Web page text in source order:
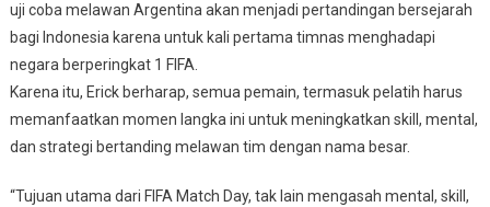
Erick
Thohir
Argentina
uji coba melawan Argentina akan menjadi pertandingan bersejarah
bagi Indonesia karena untuk kali pertama timnas menghadapi
negara berperingkat 1 FIFA.
Karena itu, Erick berharap, semua pemain, termasuk pelatih harus
memanfaatkan momen langka ini untuk meningkatkan skill, mental,
dan strategi bertanding melawan tim dengan nama besar.
“Tujuan utama dari FIFA Match Day, tak lain mengasah mental, skill,